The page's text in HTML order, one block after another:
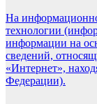
На
технологии
информации на
сведений,
«Интернет»,
Федерации).